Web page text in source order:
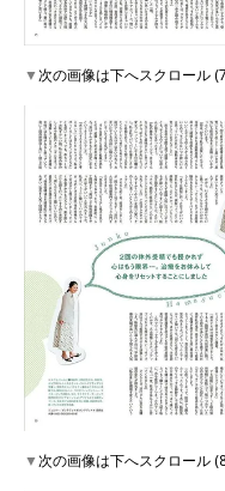
▼次の画像は下へスクロール
▼次の画像は下へスクロール